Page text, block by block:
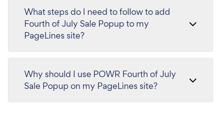
What steps do I need to follow to add
Fourth of July Sale Popup to my
PageLines site?
Why should I use POWR Fourth of July
Sale Popup on my PageLines site?